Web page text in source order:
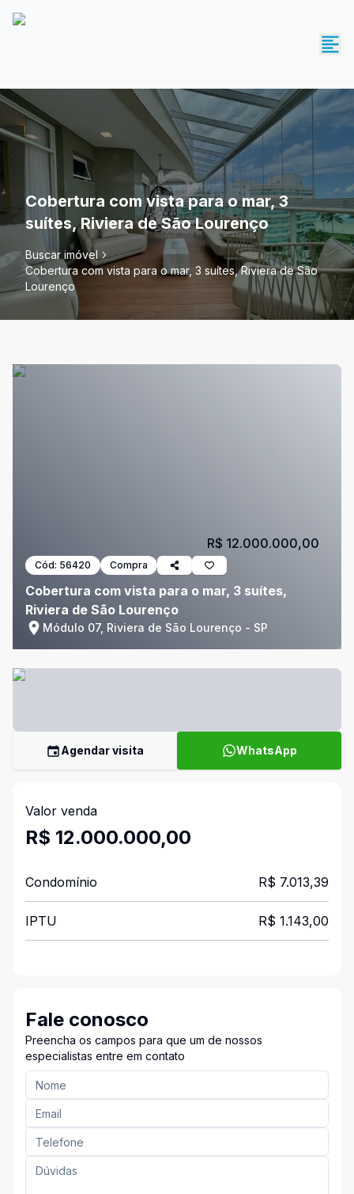
Cobertura com vista para o mar, 3
suítes, Riviera de São Lourenço
Buscar imóvel
Cobertura com vista para o mar, 3 suítes, Riviera de São
Lourenço
Cód: 56420 Compra
Cobertura com vista para o mar, 3 suítes,
Riviera de São Lourenço
Módulo 07, Riviera de São Lourenço - SP
R$ 12.000.000,00
Agendar visita WhatsApp
Valor venda
R$ 12.000.000,00
Condomínio R$ 7.013,39
IPTU R$ 1.143,00
Fale conosco
Preencha os campos para que um de nossos
especialistas entre em contato